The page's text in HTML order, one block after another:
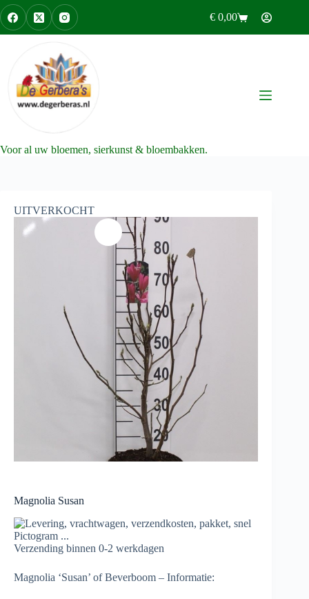
Ga
naar
de
Winkelwagen
€ 0,00
Voor al uw bloemen, sierkunst & bloembakken.
UITVERKOCHT
Magnolia Susan
Verzending binnen 0-2 werkdagen
Magnolia ‘Susan’ of Beverboom – Informatie: